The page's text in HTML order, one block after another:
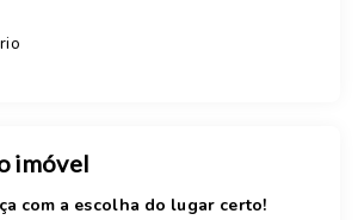
imóvel
com a escolha do lugar certo!